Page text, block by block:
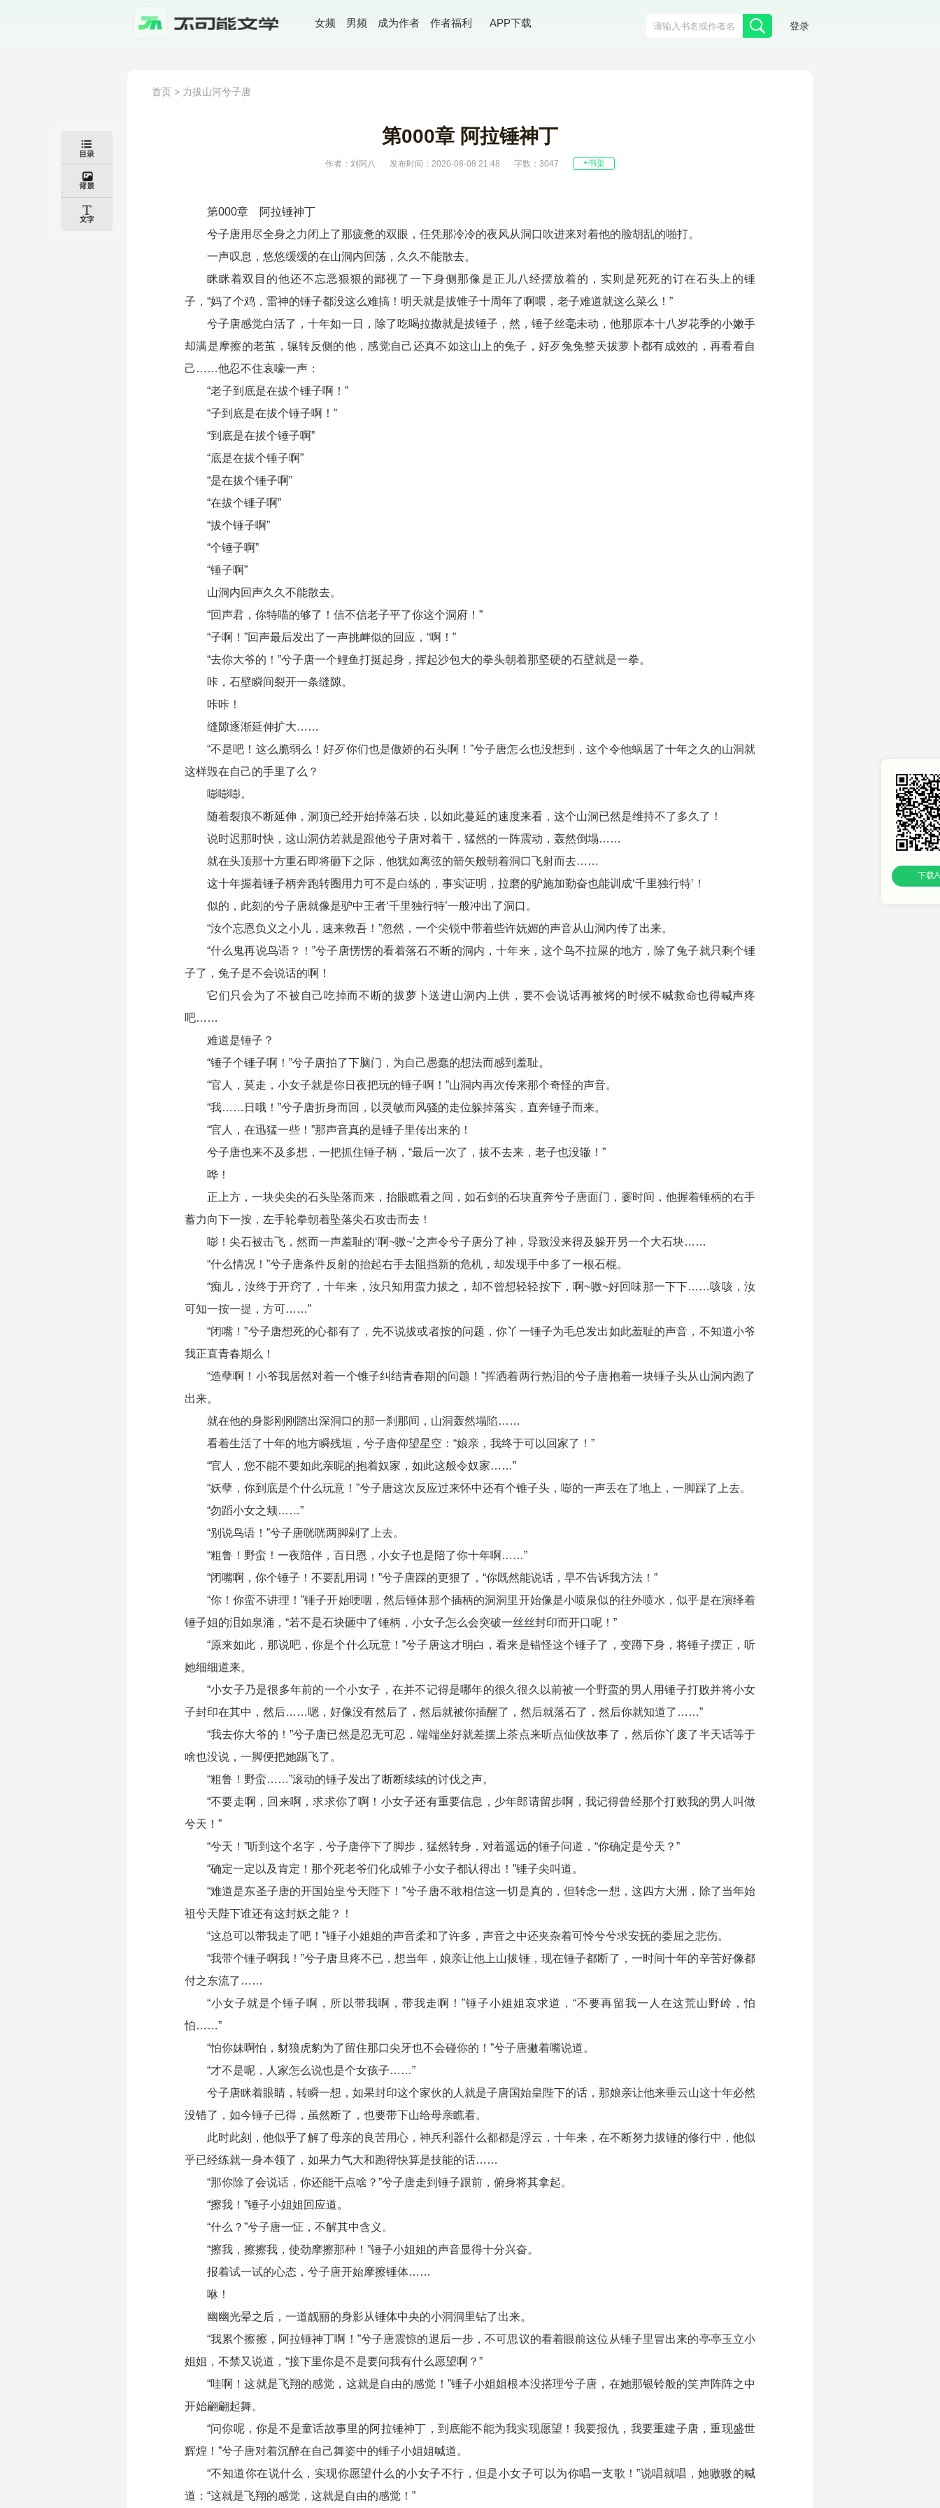
女频 男频 成为作者 作者福利 APP下载 登录
首页 > 力拔山河兮子唐
第000章 阿拉锤神丁
作者：刘阿八 发布时间：2020-08-08 21:48 字数：3047 +书架
第000章 阿拉锤神丁
兮子唐用尽全身之力闭上了那疲惫的双眼，任凭那冷冷的夜风从洞口吹进来对着他的脸胡乱的啪打。
一声叹息，悠悠缓缓的在山洞内回荡，久久不能散去。
眯眯着双目的他还不忘恶狠狠的鄙视了一下身侧那像是正儿八经摆放着的，实则是死死的订在石头上的锤
子，“妈了个鸡，雷神的锤子都没这么难搞！明天就是拔锥子十周年了啊喂，老子难道就这么菜么！”
兮子唐感觉白活了，十年如一日，除了吃喝拉撒就是拔锤子，然，锤子丝毫未动，他那原本十八岁花季的小嫩手
却满是摩擦的老茧，辗转反侧的他，感觉自己还真不如这山上的兔子，好歹兔兔整天拔萝卜都有成效的，再看看自
己……他忍不住哀嚎一声：
“老子到底是在拔个锤子啊！”
“子到底是在拔个锤子啊！”
“到底是在拔个锤子啊”
“底是在拔个锤子啊”
“是在拔个锤子啊”
“在拔个锤子啊”
“拔个锤子啊”
“个锤子啊”
“锤子啊”
山洞内回声久久不能散去。
“回声君，你特喵的够了！信不信老子平了你这个洞府！”
“子啊！”回声最后发出了一声挑衅似的回应，“啊！”
“去你大爷的！”兮子唐一个鲤鱼打挺起身，挥起沙包大的拳头朝着那坚硬的石壁就是一拳。
咔，石壁瞬间裂开一条缝隙。
咔咔！
缝隙逐渐延伸扩大……
“不是吧！这么脆弱么！好歹你们也是傲娇的石头啊！”兮子唐怎么也没想到，这个令他蜗居了十年之久的山洞就
这样毁在自己的手里了么？
嘭嘭嘭。
随着裂痕不断延伸，洞顶已经开始掉落石块，以如此蔓延的速度来看，这个山洞已然是维持不了多久了！
说时迟那时快，这山洞仿若就是跟他兮子唐对着干，猛然的一阵震动，轰然倒塌……
就在头顶那十方重石即将砸下之际，他犹如离弦的箭矢般朝着洞口飞射而去……
这十年握着锤子柄奔跑转圈用力可不是白练的，事实证明，拉磨的驴施加勤奋也能训成‘千里独行特’！
似的，此刻的兮子唐就像是驴中王者‘千里独行特’一般冲出了洞口。
“汝个忘恩负义之小儿，速来救吾！”忽然，一个尖锐中带着些许妩媚的声音从山洞内传了出来。
“什么鬼再说鸟语？！”兮子唐愣愣的看着落石不断的洞内，十年来，这个鸟不拉屎的地方，除了兔子就只剩个锤
子了，兔子是不会说话的啊！
它们只会为了不被自己吃掉而不断的拔萝卜送进山洞内上供，要不会说话再被烤的时候不喊救命也得喊声疼
吧……
难道是锤子？
“锤子个锤子啊！”兮子唐拍了下脑门，为自己愚蠢的想法而感到羞耻。
“官人，莫走，小女子就是你日夜把玩的锤子啊！”山洞内再次传来那个奇怪的声音。
“我……日哦！”兮子唐折身而回，以灵敏而风骚的走位躲掉落实，直奔锤子而来。
“官人，在迅猛一些！”那声音真的是锤子里传出来的！
兮子唐也来不及多想，一把抓住锤子柄，“最后一次了，拔不去来，老子也没辙！”
哗！
正上方，一块尖尖的石头坠落而来，抬眼瞧看之间，如石剑的石块直奔兮子唐面门，霎时间，他握着锤柄的右手
蓄力向下一按，左手轮拳朝着坠落尖石攻击而去！
嘭！尖石被击飞，然而一声羞耻的‘啊~嗷~’之声令兮子唐分了神，导致没来得及躲开另一个大石块……
“什么情况！”兮子唐条件反射的抬起右手去阻挡新的危机，却发现手中多了一根石棍。
“痴儿，汝终于开窍了，十年来，汝只知用蛮力拔之，却不曾想轻轻按下，啊~嗷~好回味那一下下……咳咳，汝
可知一按一提，方可……”
“闭嘴！”兮子唐想死的心都有了，先不说拔或者按的问题，你丫一锤子为毛总发出如此羞耻的声音，不知道小爷
我正直青春期么！
“造孽啊！小爷我居然对着一个锥子纠结青春期的问题！”挥洒着两行热泪的兮子唐抱着一块锤子头从山洞内跑了
出来。
就在他的身影刚刚踏出深洞口的那一刹那间，山洞轰然塌陷……
看着生活了十年的地方瞬残垣，兮子唐仰望星空：“娘亲，我终于可以回家了！”
“官人，您不能不要如此亲昵的抱着奴家，如此这般令奴家……”
“妖孽，你到底是个什么玩意！”兮子唐这次反应过来怀中还有个锥子头，嘭的一声丢在了地上，一脚踩了上去。
“勿蹈小女之颊……”
“别说鸟语！”兮子唐咣咣两脚剁了上去。
“粗鲁！野蛮！一夜陪伴，百日恩，小女子也是陪了你十年啊……”
“闭嘴啊，你个锤子！不要乱用词！”兮子唐踩的更狠了，“你既然能说话，早不告诉我方法！”
“你！你蛮不讲理！”锤子开始哽咽，然后锤体那个插柄的洞洞里开始像是小喷泉似的往外喷水，似乎是在演绎着
锤子姐的泪如泉涌，“若不是石块砸中了锤柄，小女子怎么会突破一丝丝封印而开口呢！”
“原来如此，那说吧，你是个什么玩意！”兮子唐这才明白，看来是错怪这个锤子了，变蹲下身，将锤子摆正，听
她细细道来。
“小女子乃是很多年前的一个小女子，在并不记得是哪年的很久很久以前被一个野蛮的男人用锤子打败并将小女
子封印在其中，然后……嗯，好像没有然后了，然后就被你插醒了，然后就落石了，然后你就知道了……”
“我去你大爷的！”兮子唐已然是忍无可忍，端端坐好就差摆上茶点来听点仙侠故事了，然后你丫废了半天话等于
啥也没说，一脚便把她踢飞了。
“粗鲁！野蛮……”滚动的锤子发出了断断续续的讨伐之声。
“不要走啊，回来啊，求求你了啊！小女子还有重要信息，少年郎请留步啊，我记得曾经那个打败我的男人叫做
兮天！”
“兮天！”听到这个名字，兮子唐停下了脚步，猛然转身，对着遥远的锤子问道，“你确定是兮天？”
“确定一定以及肯定！那个死老爷们化成锥子小女子都认得出！”锤子尖叫道。
“难道是东圣子唐的开国始皇兮天陛下！”兮子唐不敢相信这一切是真的，但转念一想，这四方大洲，除了当年始
祖兮天陛下谁还有这封妖之能？！
“这总可以带我走了吧！”锤子小姐姐的声音柔和了许多，声音之中还夹杂着可怜兮兮求安抚的委屈之悲伤。
“我带个锤子啊我！”兮子唐旦疼不已，想当年，娘亲让他上山拔锤，现在锤子都断了，一时间十年的辛苦好像都
付之东流了……
“小女子就是个锤子啊，所以带我啊，带我走啊！”锤子小姐姐哀求道，“不要再留我一人在这荒山野岭，怕
怕……”
“怕你妹啊怕，豺狼虎豹为了留住那口尖牙也不会碰你的！”兮子唐撇着嘴说道。
“才不是呢，人家怎么说也是个女孩子……”
兮子唐眯着眼睛，转瞬一想，如果封印这个家伙的人就是子唐国始皇陛下的话，那娘亲让他来垂云山这十年必然
没错了，如今锤子已得，虽然断了，也要带下山给母亲瞧看。
此时此刻，他似乎了解了母亲的良苦用心，神兵利器什么都都是浮云，十年来，在不断努力拔锤的修行中，他似
乎已经练就一身本领了，如果力气大和跑得快算是技能的话……
“那你除了会说话，你还能干点啥？”兮子唐走到锤子跟前，俯身将其拿起。
“擦我！”锤子小姐姐回应道。
“什么？”兮子唐一怔，不解其中含义。
“擦我，擦擦我，使劲摩擦那种！”锤子小姐姐的声音显得十分兴奋。
报着试一试的心态，兮子唐开始摩擦锤体……
咻！
幽幽光晕之后，一道靓丽的身影从锤体中央的小洞洞里钻了出来。
“我累个擦擦，阿拉锤神丁啊！”兮子唐震惊的退后一步，不可思议的看着眼前这位从锤子里冒出来的亭亭玉立小
姐姐，不禁又说道，“接下里你是不是要问我有什么愿望啊？”
“哇啊！这就是飞翔的感觉，这就是自由的感觉！”锤子小姐姐根本没搭理兮子唐，在她那银铃般的笑声阵阵之中
开始翩翩起舞。
“问你呢，你是不是童话故事里的阿拉锤神丁，到底能不能为我实现愿望！我要报仇，我要重建子唐，重现盛世
辉煌！”兮子唐对着沉醉在自己舞姿中的锤子小姐姐喊道。
“不知道你在说什么，实现你愿望什么的小女子不行，但是小女子可以为你唱一支歌！”说唱就唱，她嗷嗷的喊
道：“这就是飞翔的感觉，这就是自由的感觉！”
下载